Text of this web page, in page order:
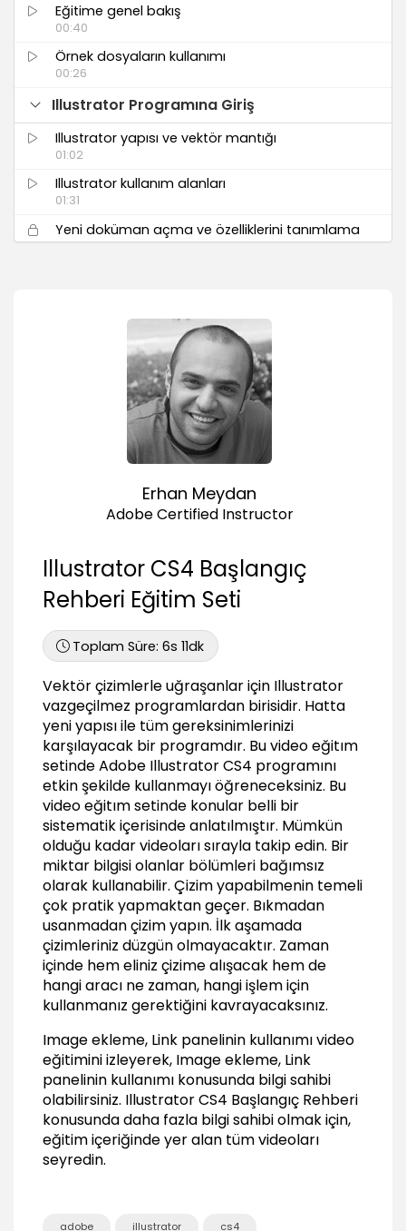
Eğitime genel bakış
00:40
Örnek dosyaların kullanımı
00:26
Illustrator Programına Giriş
Illustrator yapısı ve vektör mantığı
01:02
Illustrator kullanım alanları
01:31
Yeni doküman açma ve özelliklerini tanımlama
06:24
Illustrator Arayüz Tanıtımı ve Özellikleri
Kontrol paneli kullanımı ve doküman ayarları
Panel yönetimleri (Workspace)
Doküman üzerinde hareket araçları (Zoom,
Hand, Navigation)
Cetvel, kılavuz ve ızgara kullanımı (Rules,
Önizleme (Preview), Outline Mode, Overprint
06:05
05:40
Temel seçim araçları ve grup oluşturmak
07:18
Katman sıralaması, izolasyon modu (Arrange,
Isolation mode)
04:36
Magic wand ve lasso seçim araçları
05:15
Obje özelliklerine göre seçim, benzer nitelikteki
nesneleri seçme
07:17
Obje Oluşturma Araçları
Tüm temel açık objeleri oluşturma (Arc, Line,
Spiral vb.)
07:16
08:22
Kalem araçları detaylı kullanımı (Pen Tool)
12:00
Kalem araçları detaylı kullanımı (Pencil Tool)
05:04
Obje Düzenleme Araçları (Editting)
Erhan Meydan
Adobe Certified Instructor
Illustrator CS4 Başlangıç
Rehberi Eğitim Seti
Toplam Süre:6s 11dk
Vektör çizimlerle uğraşanlar için Illustrator
vazgeçilmez programlardan birisidir. Hatta
yeni yapısı ile tüm gereksinimlerinizi
karşılayacak bir programdır. Bu video eğitım
setinde Adobe Illustrator CS4 programını
etkin şekilde kullanmayı öğreneceksiniz. Bu
video eğitım setinde konular belli bir
sistematik içerisinde anlatılmıştır. Mümkün
olduğu kadar videoları sırayla takip edin. Bir
miktar bilgisi olanlar bölümleri bağımsız
olarak kullanabilir. Çizim yapabilmenin temeli
çok pratik yapmaktan geçer. Bıkmadan
usanmadan çizim yapın. İlk aşamada
çizimleriniz düzgün olmayacaktır. Zaman
içinde hem eliniz çizime alışacak hem de
hangi aracı ne zaman, hangi işlem için
kullanmanız gerektiğini kavrayacaksınız.
Image ekleme, Link panelinin kullanımı video
eğitimini izleyerek, Image ekleme, Link
panelinin kullanımı konusunda bilgi sahibi
olabilirsiniz. Illustrator CS4 Başlangıç Rehberi
konusunda daha fazla bilgi sahibi olmak için,
eğitim içeriğinde yer alan tüm videoları
seyredin.
adobe illustrator cs4